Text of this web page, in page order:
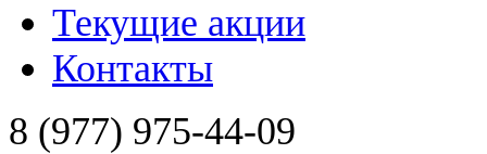
Текущие акции
Контакты
8 (977) 975-44-09